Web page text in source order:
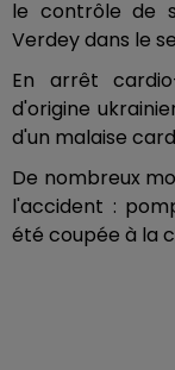
le contrôle de
Verdey dans le
En arrêt
d'origine
d'un malaise
De nombreux
l'accident :
été coupée à la